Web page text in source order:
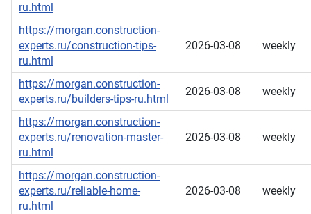
ru.html
https://morgan.construction-
experts.ru/construction-tips-
ru.html
2026-03-08 weekly
https://morgan.construction-
experts.ru/builders-tips-ru.html
2026-03-08 weekly
https://morgan.construction-
experts.ru/renovation-master-
ru.html
2026-03-08 weekly
https://morgan.construction-
experts.ru/reliable-home-
ru.html
2026-03-08 weekly